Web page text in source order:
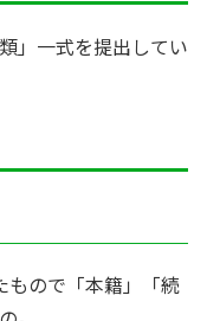
」一式を提出してい
もので「本籍」「続